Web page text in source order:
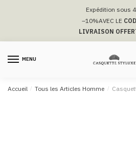
navigation
Expédition sous
–10%AVEC LE
LIVRAISON
MENU
Accueil / Tous les Articles Homme /